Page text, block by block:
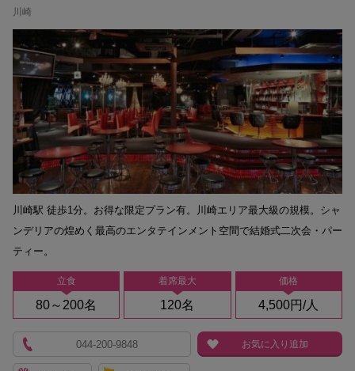
川崎
立食
80～200名
着席最大
120名
価格
4,500円/人
川崎駅 徒歩1分。お得な限定プラン有。川崎エリア最大級の規模。シャ
ンデリアの煌めく最高のエンタテインメント空間で結婚式二次会・パー
ティー。
044-200-9848 お気に入り追加